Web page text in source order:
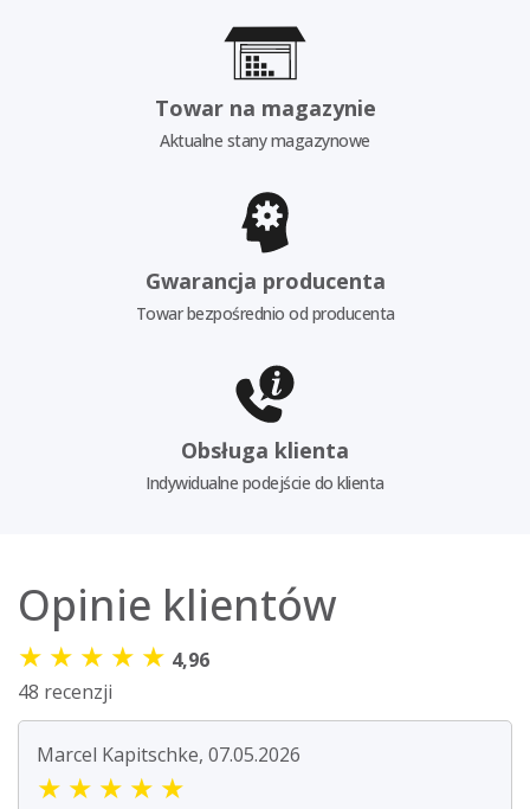
Towar na magazynie
Aktualne stany magazynowe
Gwarancja producenta
Towar bezpośrednio od producenta
Obsługa klienta
Indywidualne podejście do klienta
Opinie klientów
★ ★ ★ ★ ★ 4,96
48 recenzji
Marcel Kapitschke, 07.05.2026
★ ★ ★ ★ ★